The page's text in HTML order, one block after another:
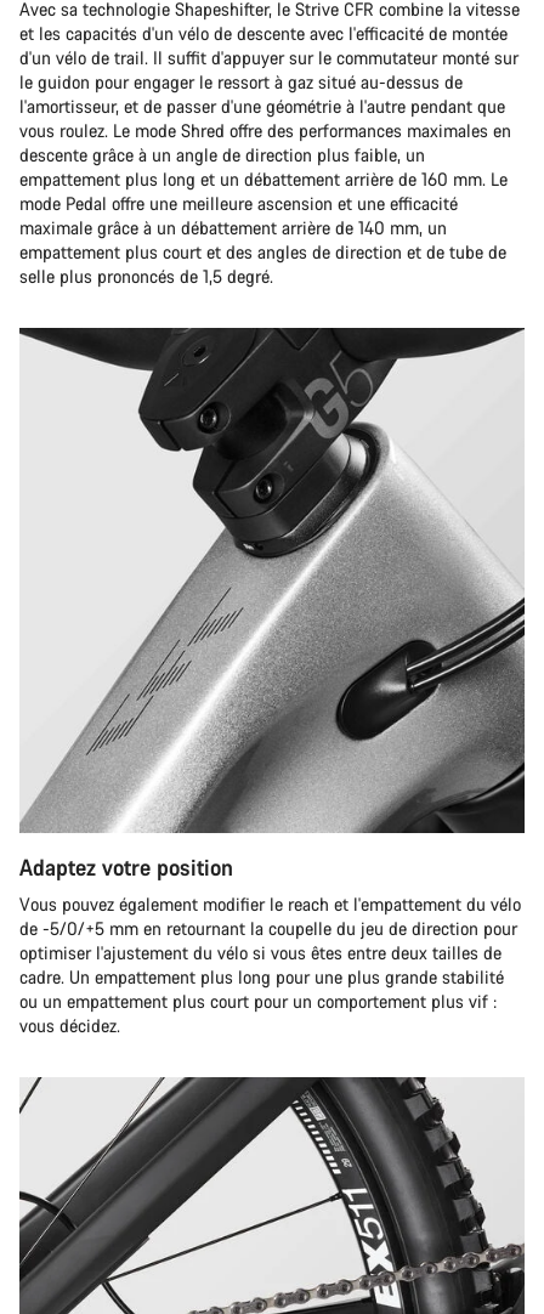
Avec sa technologie Shapeshifter, le Strive CFR combine la vitesse
et les capacités d'un vélo de descente avec l'efficacité de montée
d'un vélo de trail. Il suffit d'appuyer sur le commutateur monté sur
le guidon pour engager le ressort à gaz situé au-dessus de
l'amortisseur, et de passer d'une géométrie à l'autre pendant que
vous roulez. Le mode Shred offre des performances maximales en
descente grâce à un angle de direction plus faible, un
empattement plus long et un débattement arrière de 160 mm. Le
mode Pedal offre une meilleure ascension et une efficacité
maximale grâce à un débattement arrière de 140 mm, un
empattement plus court et des angles de direction et de tube de
selle plus prononcés de 1,5 degré.
Adaptez votre position
Vous pouvez également modifier le reach et l'empattement du vélo
de -5/0/+5 mm en retournant la coupelle du jeu de direction pour
optimiser l'ajustement du vélo si vous êtes entre deux tailles de
cadre. Un empattement plus long pour une plus grande stabilité
ou un empattement plus court pour un comportement plus vif :
vous décidez.